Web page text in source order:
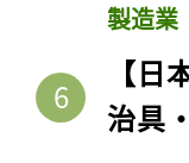
製造業
【
治具